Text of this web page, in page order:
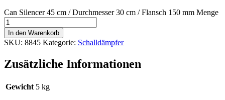
Can Silencer 45 cm / Durchmesser 30 cm / Flansch 150 mm Menge
In den Warenkorb
SKU: 8845 Kategorie: Schalldämpfer
Zusätzliche Informationen
Gewicht 5 kg